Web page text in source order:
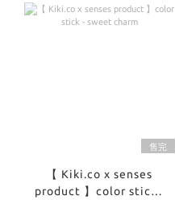
售完
【 Kiki.co x senses
product 】color stick -